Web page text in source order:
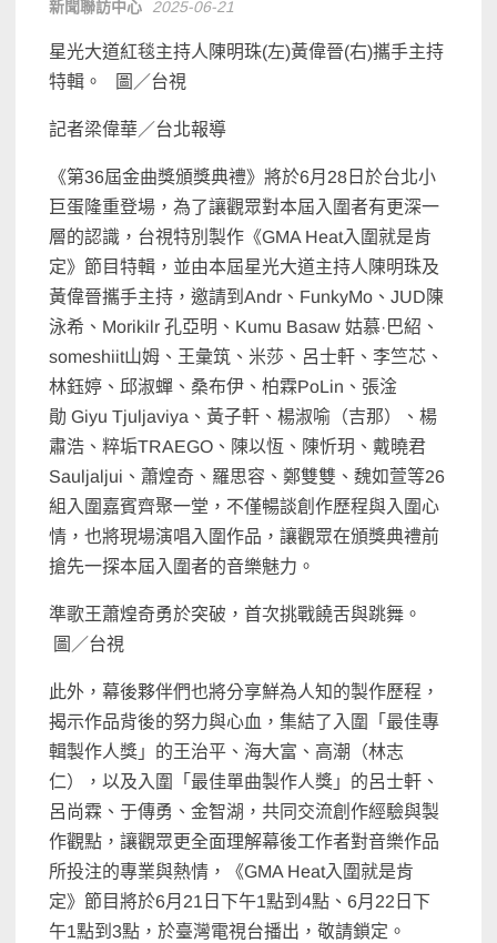
新聞聯訪中心 2025-06-21
星光大道紅毯主持人陳明珠(左)黃偉晉(右)攜手主持
特輯。 圖／台視
記者梁偉華／台北報導
《第36屆金曲獎頒獎典禮》將於6月28日於台北小
巨蛋隆重登場，為了讓觀眾對本屆入圍者有更深一
層的認識，台視特別製作《GMA Heat入圍就是肯
定》節目特輯，並由本屆星光大道主持人陳明珠及
黃偉晉攜手主持，邀請到Andr、FunkyMo、JUD陳
泳希、Morikilr 孔亞明、Kumu Basaw 姑慕·巴紹、
someshiit山姆、王彙筑、米莎、呂士軒、李竺芯、
林鈺婷、邱淑蟬、桑布伊、柏霖PoLin、張淦
勛 Giyu Tjuljaviya、黃子軒、楊淑喻（吉那）、楊
肅浩、粹垢TRAEGO、陳以恆、陳忻玥、戴曉君
Sauljaljui、蕭煌奇、羅思容、鄭雙雙、魏如萱等26
組入圍嘉賓齊聚一堂，不僅暢談創作歷程與入圍心
情，也將現場演唱入圍作品，讓觀眾在頒獎典禮前
搶先一探本屆入圍者的音樂魅力。
準歌王蕭煌奇勇於突破，首次挑戰饒舌與跳舞。
圖／台視
此外，幕後夥伴們也將分享鮮為人知的製作歷程，
揭示作品背後的努力與心血，集結了入圍「最佳專
輯製作人獎」的王治平、海大富、高潮（林志
仁），以及入圍「最佳單曲製作人獎」的呂士軒、
呂尚霖、于傳勇、金智湖，共同交流創作經驗與製
作觀點，讓觀眾更全面理解幕後工作者對音樂作品
所投注的專業與熱情，《GMA Heat入圍就是肯
定》節目將於6月21日下午1點到4點、6月22日下
午1點到3點，於臺灣電視台播出，敬請鎖定。